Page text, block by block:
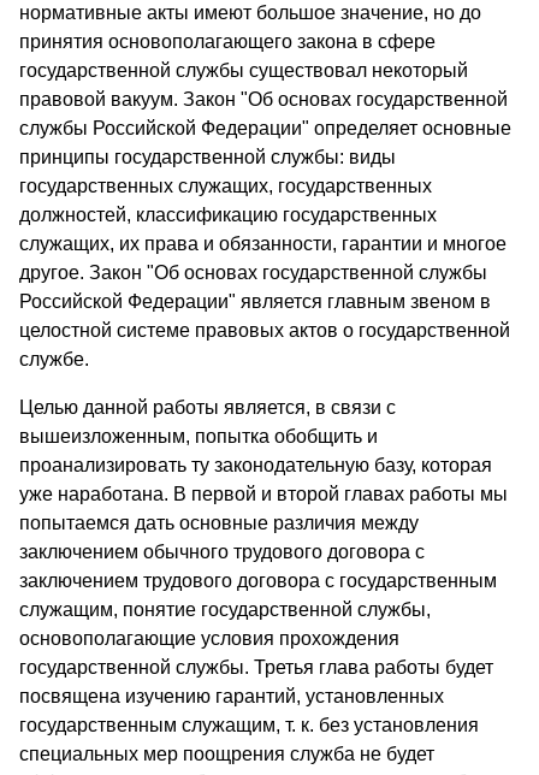
нормативные акты имеют большое значение, но до
принятия основополагающего закона в сфере
государственной службы существовал некоторый
правовой вакуум. Закон "Об основах государственной
службы Российской Федерации" определяет основные
принципы государственной службы: виды
государственных служащих, государственных
должностей, классификацию государственных
служащих, их права и обязанности, гарантии и многое
другое. Закон "Об основах государственной службы
Российской Федерации" является главным звеном в
целостной системе правовых актов о государственной
службе.
Целью данной работы является, в связи с
вышеизложенным, попытка обобщить и
проанализировать ту законодательную базу, которая
уже наработана. В первой и второй главах работы мы
попытаемся дать основные различия между
заключением обычного трудового договора с
заключением трудового договора с государственным
служащим, понятие государственной службы,
основополагающие условия прохождения
государственной службы. Третья глава работы будет
посвящена изучению гарантий, установленных
государственным служащим, т. к. без установления
специальных мер поощрения служба не будет